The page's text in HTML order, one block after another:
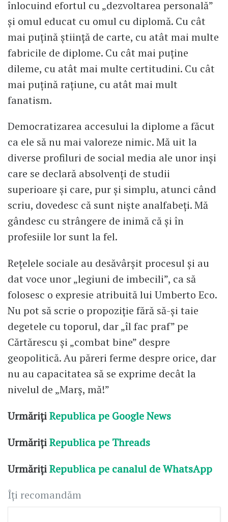
înlocuind efortul cu „dezvoltarea personală”
și omul educat cu omul cu diplomă. Cu cât
mai puțină știință de carte, cu atât mai multe
fabricile de diplome. Cu cât mai puține
dileme, cu atât mai multe certitudini. Cu cât
mai puțină rațiune, cu atât mai mult
fanatism.
Democratizarea accesului la diplome a făcut
ca ele să nu mai valoreze nimic. Mă uit la
diverse profiluri de social media ale unor inși
care se declară absolvenți de studii
superioare și care, pur și simplu, atunci când
scriu, dovedesc că sunt niște analfabeți. Mă
gândesc cu strângere de inimă că și în
profesiile lor sunt la fel.
Rețelele sociale au desăvârșit procesul și au
dat voce unor „legiuni de imbecili”, ca să
folosesc o expresie atribuită lui Umberto Eco.
Nu pot să scrie o propoziție fără să-și taie
degetele cu toporul, dar „îl fac praf” pe
Cărtărescu și „combat bine” despre
geopolitică. Au păreri ferme despre orice, dar
nu au capacitatea să se exprime decât la
nivelul de „Marș, mă!”
UrmărițiRepublica pe Google News
UrmărițiRepublica pe Threads
UrmărițiRepublica pe canalul de WhatsApp
Îți recomandăm